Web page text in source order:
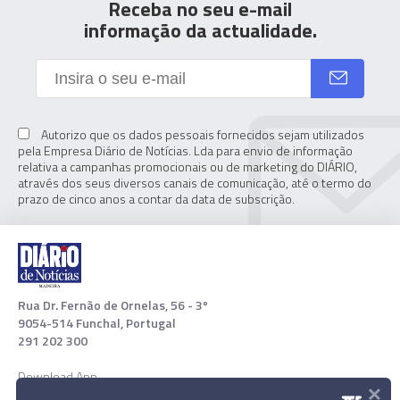
Receba no seu e-mail
informação da actualidade.
Autorizo que os dados pessoais fornecidos sejam utilizados
pela Empresa Diário de Notícias. Lda para envio de informação
relativa a campanhas promocionais ou de marketing do DIÁRIO,
através dos seus diversos canais de comunicação, até o termo do
prazo de cinco anos a contar da data de subscrição.
Rua Dr. Fernão de Ornelas, 56 - 3º
9054-514 Funchal, Portugal
291 202 300
Download App
×